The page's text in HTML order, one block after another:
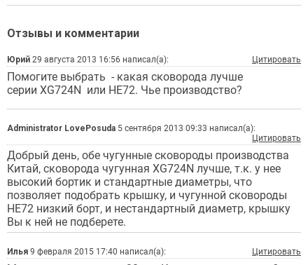
Отзывы и комментарии
Юрий 29 августа 2013 16:56 написал(а): Цитировать
Помогите выбрать - какая сковорода лучше
серии XG724N или HE72. Чье производство?
Administrator LovePosuda 5 сентября 2013 09:33 написал(а):
Цитировать
Добрый день, обе чугунные сковороды производства
Китай, сковорода чугунная XG724N лучше, т.к. у нее
высокий бортик и стандартные диаметры, что
позволяет подобрать крышку, и чугунной сковороды
НЕ72 низкий борт, и нестандартный диаметр, крышку
Вы к ней не подберете.
Илья 9 февраля 2015 17:40 написал(а): Цитировать